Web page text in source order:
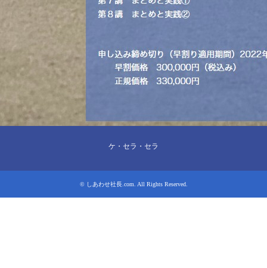
ケ・セラ・セラ
© しあわせ社長.com . All Rights Reserved.